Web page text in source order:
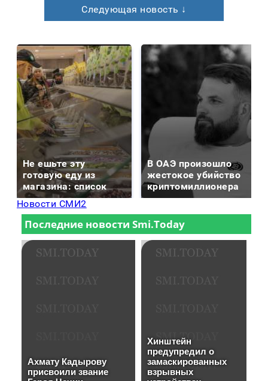
Следующая новость ↓
Не ешьте эту
готовую еду из
магазина: список
В ОАЭ произошло
жестокое убийство
криптомиллионера
Новости СМИ2